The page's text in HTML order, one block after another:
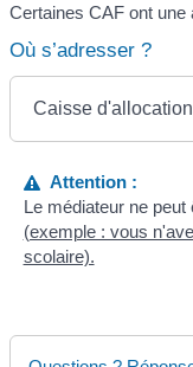
Certaines CAF ont une
Où s’adresser ?
Caisse
Attention :
Le médiateur ne
(exemple : vous
scolaire).